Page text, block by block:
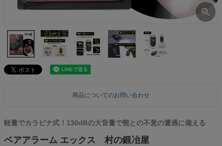
商品についてのお問い合わせ
軽量でカラビナ式！130dBの大音量で熊との不意の遭遇に備える
ベアアラーム エックス 村の鍛冶屋